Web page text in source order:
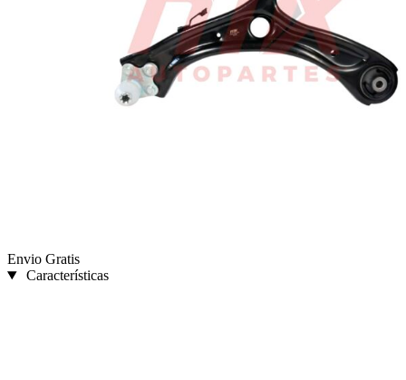
Envio Gratis
Características